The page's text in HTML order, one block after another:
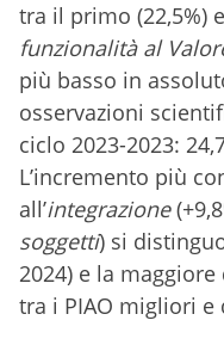
tra il primo (22,5%)
funzionalità al
più basso in
osservazioni
ciclo 2023-2023:
L’incremento più
all’integrazione
soggetti) si
2024) e la
tra i PIAO migliori